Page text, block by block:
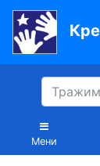
Мени
Почетна
Књиге
Уџбеници